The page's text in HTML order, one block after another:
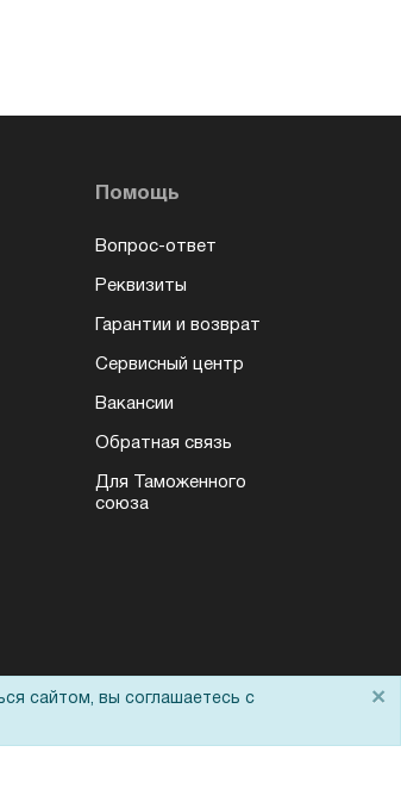
Помощь
Вопрос-ответ
Реквизиты
Гарантии и возврат
Сервисный центр
Вакансии
Обратная связь
Для Таможенного
союза
сайтом, вы соглашаетесь с
×